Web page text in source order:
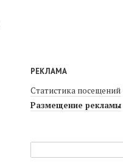
РЕКЛАМА
Статистика посещений
Размещение рекламы